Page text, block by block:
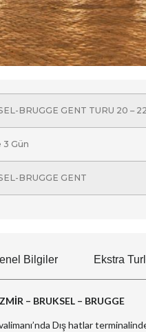
BRUGGE GENT TURU 20 –
3 Gün
BRUGGE GENT
Bilgiler Ekstra
– BRUKSEL – BRUGGE
Dış hatlar